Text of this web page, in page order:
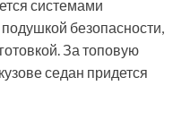
системами
безопасности,
За топовую
седан придется